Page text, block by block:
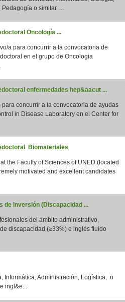
Pedagogía o similar. ...
Oncología ...
a para concurrir a la convocatoria de
en el grupo de Oncologia
enfermedades hep&aacut ...
concurrir a la convocatoria de ayudas
in Disease Laboratory en el Center for
Biomateriales
the Faculty of Sciences of UNED (located
motivated and excellent candidates
de Inversión (Discapacidad ...
del ámbito administrativo,
discapacidad (≥33%) e inglés fluido
Informática, Administración, Logística, o
ingl&e...